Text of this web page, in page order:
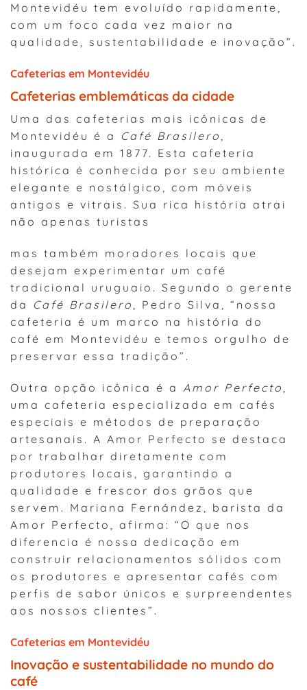
Montevidéu tem evoluído rapidamente,
com um foco cada vez maior na
qualidade, sustentabilidade e inovação”.
Cafeterias em Montevidéu
Cafeterias emblemáticas da cidade
Uma das cafeterias mais icônicas de
Montevidéu é a Café Brasilero,
inaugurada em 1877. Esta cafeteria
histórica é conhecida por seu ambiente
elegante e nostálgico, com móveis
antigos e vitrais. Sua rica história atrai
não apenas turistas
mas também moradores locais que
desejam experimentar um café
tradicional uruguaio. Segundo o gerente
da Café Brasilero, Pedro Silva, “nossa
cafeteria é um marco na história do
café em Montevidéu e temos orgulho de
preservar essa tradição”.
Outra opção icônica é a Amor Perfecto,
uma cafeteria especializada em cafés
especiais e métodos de preparação
artesanais. A Amor Perfecto se destaca
por trabalhar diretamente com
produtores locais, garantindo a
qualidade e frescor dos grãos que
servem. Mariana Fernández, barista da
Amor Perfecto, afirma: “O que nos
diferencia é nossa dedicação em
construir relacionamentos sólidos com
os produtores e apresentar cafés com
perfis de sabor únicos e surpreendentes
aos nossos clientes”.
Cafeterias em Montevidéu
Inovação e sustentabilidade no mundo do
café